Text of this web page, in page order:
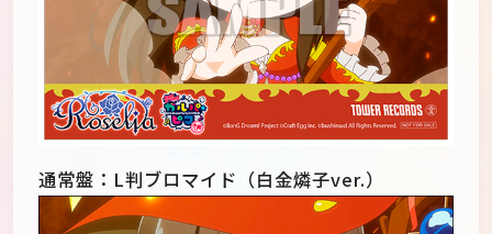
通常盤：L判ブロマイド（白金燐子ver.）